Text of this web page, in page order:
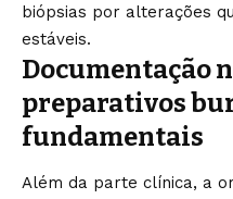
biópsias por alterações
estáveis.
Documentação
preparativos
fundamentais
Além da parte clínica, a